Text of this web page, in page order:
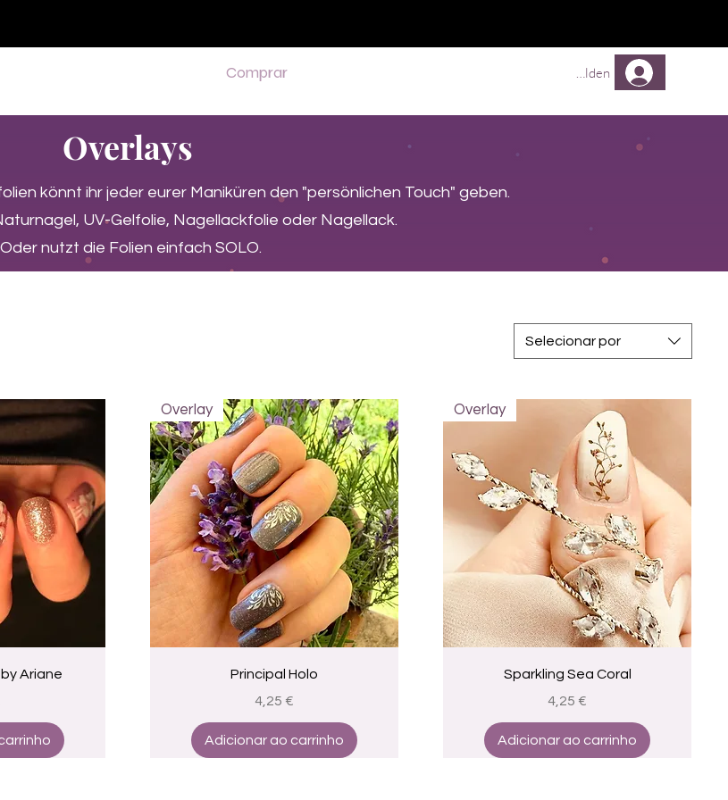
Comprar Anmelden
Overlays
könnt ihr jeder eurer Maniküren den "persönlichen Touch" geben.
UV-Gelfolie, Nagellackfolie oder Nagellack.
Oder nutzt die Folien einfach SOLO.
Selecionar por
Ariane
Visualização rápida
Overlay
Principal Holo
Preço
4,25 €
Adicionar ao carrinho
Visualização rápida
Overlay
Sparkling Sea Coral
Preço
4,25 €
Adicionar ao carrinho